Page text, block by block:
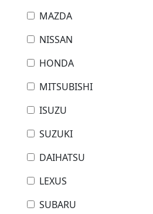
MAZDA
NISSAN
HONDA
MITSUBISHI
ISUZU
SUZUKI
DAIHATSU
LEXUS
SUBARU